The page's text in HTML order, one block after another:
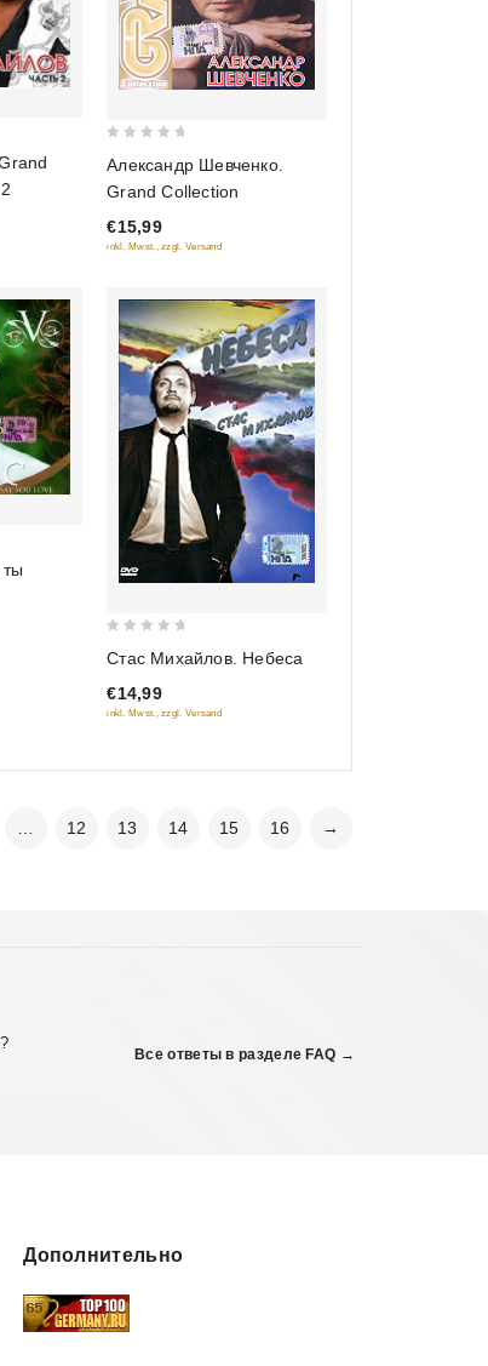
of
5
Александр Шевченко.
Grand Collection
€15,99
inkl. Mwst., zzgl. Versand
of
5
Стас Михайлов. Небеса
€14,99
inkl. Mwst., zzgl. Versand
12 13 14 15 16 →
Все ответы в разделе FAQ →
Дополнительно